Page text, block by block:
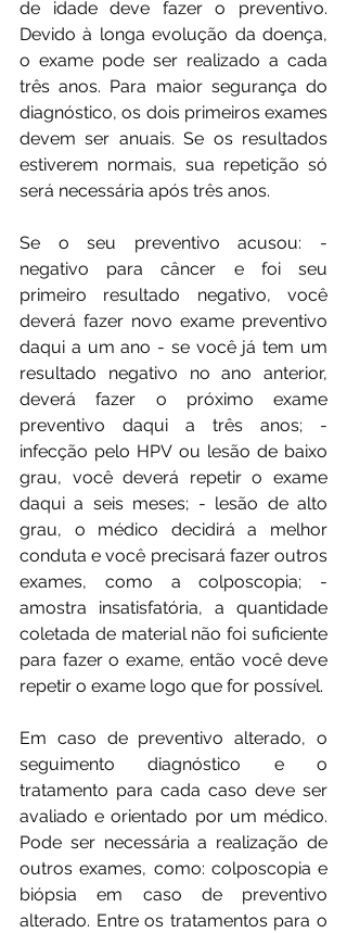
de idade deve fazer o preventivo.
Devido à longa evolução da doença,
o exame pode ser realizado a cada
três anos. Para maior segurança do
diagnóstico, os dois primeiros exames
devem ser anuais. Se os resultados
estiverem normais, sua repetição só
será necessária após três anos.
Se o seu preventivo acusou: -
negativo para câncer e foi seu
primeiro resultado negativo, você
deverá fazer novo exame preventivo
daqui a um ano - se você já tem um
resultado negativo no ano anterior,
deverá fazer o próximo exame
preventivo daqui a três anos; -
infecção pelo HPV ou lesão de baixo
grau, você deverá repetir o exame
daqui a seis meses; - lesão de alto
grau, o médico decidirá a melhor
conduta e você precisará fazer outros
exames, como a colposcopia; -
amostra insatisfatória, a quantidade
coletada de material não foi suficiente
para fazer o exame, então você deve
repetir o exame logo que for possível.
Em caso de preventivo alterado, o
seguimento diagnóstico e o
tratamento para cada caso deve ser
avaliado e orientado por um médico.
Pode ser necessária a realização de
outros exames, como: colposcopia e
biópsia em caso de preventivo
alterado. Entre os tratamentos para o